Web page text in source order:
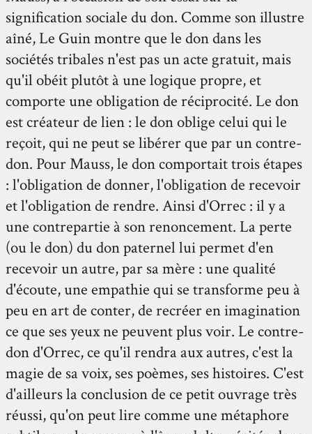
signification sociale du don. Comme son illustre
aîné, Le Guin montre que le don dans les
sociétés tribales n'est pas un acte gratuit, mais
qu'il obéit plutôt à une logique propre, et
comporte une obligation de réciprocité. Le don
est créateur de lien : le don oblige celui qui le
reçoit, qui ne peut se libérer que par un contre-
don. Pour Mauss, le don comportait trois étapes
: l'obligation de donner, l'obligation de recevoir
et l'obligation de rendre. Ainsi d'Orrec : il y a
une contrepartie à son renoncement. La perte
(ou le don) du don paternel lui permet d'en
recevoir un autre, par sa mère : une qualité
d'écoute, une empathie qui se transforme peu à
peu en art de conter, de recréer en imagination
ce que ses yeux ne peuvent plus voir. Le contre-
don d'Orrec, ce qu'il rendra aux autres, c'est la
magie de sa voix, ses poèmes, ses histoires. C'est
d'ailleurs la conclusion de ce petit ouvrage très
réussi, qu'on peut lire comme une métaphore